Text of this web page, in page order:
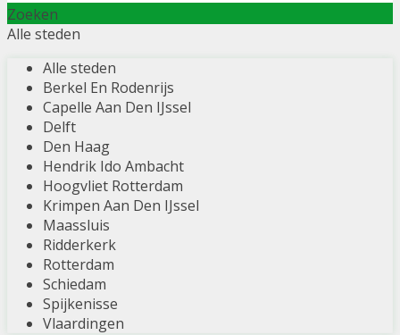
Zoeken
Alle steden
Alle steden
Berkel En Rodenrijs
Capelle Aan Den IJssel
Delft
Den Haag
Hendrik Ido Ambacht
Hoogvliet Rotterdam
Krimpen Aan Den IJssel
Maassluis
Ridderkerk
Rotterdam
Schiedam
Spijkenisse
Vlaardingen